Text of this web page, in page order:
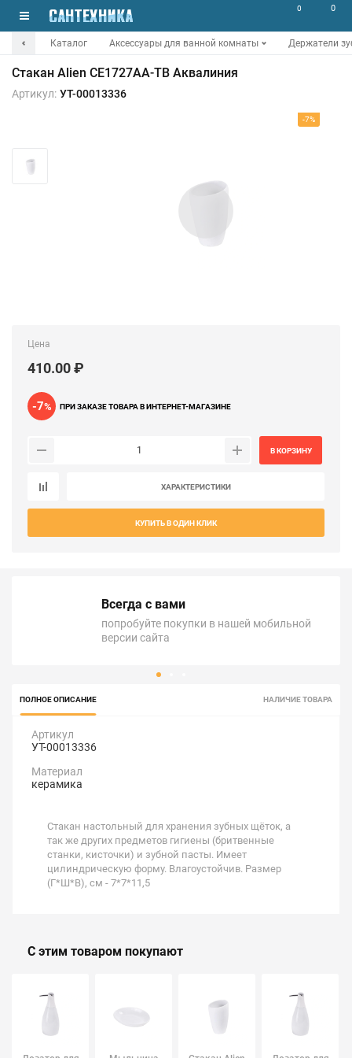
0 0
Каталог Аксессуары для ванной комнаты Держатели
Стакан Alien CE1727AA-TB Аквалиния
Артикул: УТ-00013336
-7%
Цена
410.00 ₽
-7% ПРИ ЗАКАЗЕ ТОВАРА В ИНТЕРНЕТ-МАГАЗИНЕ
В КОРЗИНУ
ХАРАКТЕРИСТИКИ
КУПИТЬ В ОДИН КЛИК
Всегда с вами
попробуйте покупки в нашей мобильной
версии сайта
ПОЛНОЕ ОПИСАНИЕ НАЛИЧИЕ ТОВАРА
Артикул
УТ-00013336
Материал
керамика
Стакан настольный для хранения зубных щёток, а
так же других предметов гигиены (бритвенные
станки, кисточки) и зубной пасты. Имеет
цилиндрическую форму. Влагоустойчив. Размер
(Г*Ш*В), см - 7*7*11,5
С этим товаром покупают